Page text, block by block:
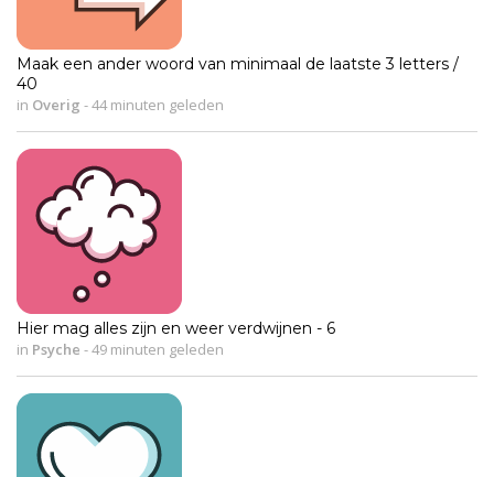
Maak een ander woord van minimaal de laatste 3 letters /
40
in Overig -44 minuten geleden
Hier mag alles zijn en weer verdwijnen - 6
in Psyche -49 minuten geleden